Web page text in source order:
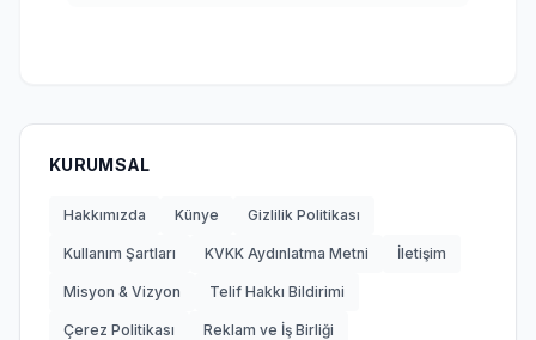
KURUMSAL
Hakkımızda Künye Gizlilik Politikası
Kullanım Şartları KVKK Aydınlatma Metni İletişim
Misyon & Vizyon Telif Hakkı Bildirimi
Çerez Politikası Reklam ve İş Birliği